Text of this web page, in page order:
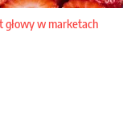
głowy w marketach